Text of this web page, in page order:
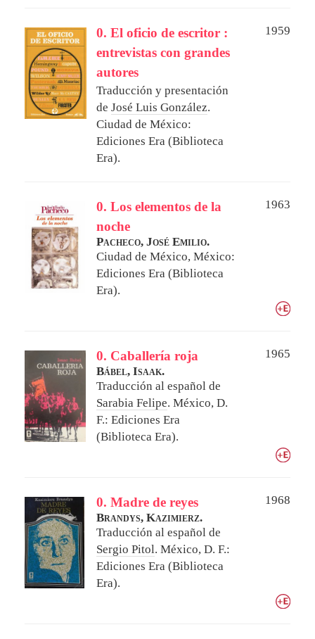
0. El oficio de escritor :
entrevistas con grandes
autores
1959
Traducción y presentación
de José Luis González.
Ciudad de México:
Ediciones Era (Biblioteca
Era).
0. Los elementos de la
noche
1963
Pacheco, José Emilio.
Ciudad de México, México:
Ediciones Era (Biblioteca
Era).
0. Caballería roja
1965
Bábel, Isaak.
Traducción al español de
Sarabia Felipe. México, D.
F.: Ediciones Era
(Biblioteca Era).
0. Madre de reyes
1968
Brandys, Kazimierz.
Traducción al español de
Sergio Pitol. México, D. F.:
Ediciones Era (Biblioteca
Era).